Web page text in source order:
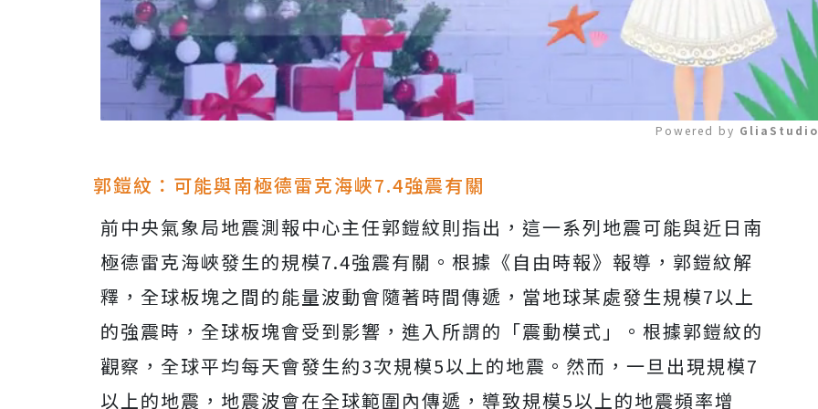
Powered by
郭鎧紋：可能與南極德雷克海峽7.4強震有關
前中央氣象局地震測報中心主任郭鎧紋則指出，這一系列地震可能與近日南
極德雷克海峽發生的規模7.4強震有關。根據《自由時報》報導，郭鎧紋解
釋，全球板塊之間的能量波動會隨著時間傳遞，當地球某處發生規模7以上
的強震時，全球板塊會受到影響，進入所謂的「震動模式」。根據郭鎧紋的
觀察，全球平均每天會發生約3次規模5以上的地震。然而，一旦出現規模7
以上的地震，地震波會在全球範圍內傳遞，導致規模5以上的地震頻率增